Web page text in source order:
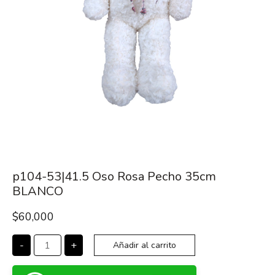
p104-53|41.5 Oso Rosa Pecho 35cm
BLANCO
$60,000
- + Añadir al carrito